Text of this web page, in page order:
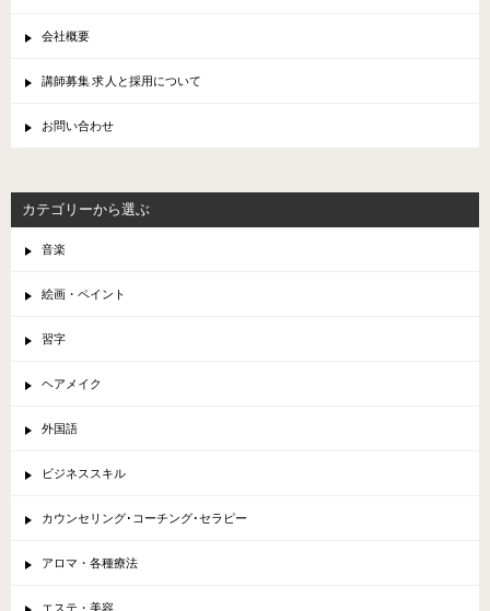
会社概要
講師募集 求人と採用について
お問い合わせ
カテゴリーから選ぶ
音楽
絵画・ペイント
習字
ヘアメイク
外国語
ビジネススキル
カウンセリング･コーチング･セラピー
アロマ・各種療法
エステ・美容